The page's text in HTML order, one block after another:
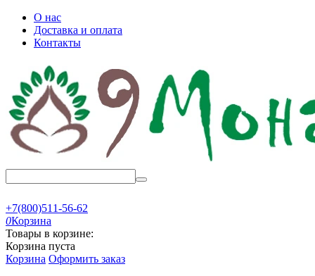
О нас
Доставка и оплата
Контакты
+7(800)511-56-62
0Корзина
Товары в корзине:
Корзина пуста
Корзина Оформить заказ